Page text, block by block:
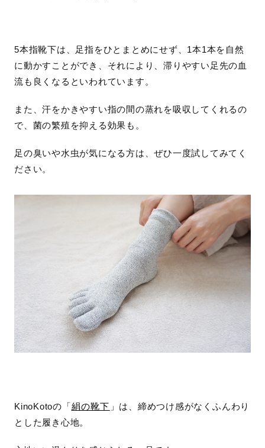
5本指靴下は、足指をひとまとめにせず、1本1本を自然
に動かすことができ、それにより、滞りやすい足先の血
流も良くなるといわれています。
また、汗をかきやすい指の間の蒸れを吸収してくれるの
で、菌の繁殖を抑える効果も。
足の臭いや水虫が気になる方は、ぜひ一度試してみてく
ださい。
KinoKotoの「 絹の靴下 」は、締めつけ感がなくふんわり
とした履き心地。